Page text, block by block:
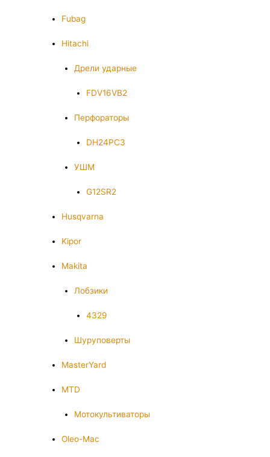
Fubag
Hitachi
Дрели ударные
FDV16VB2
Перфораторы
DH24PC3
УШМ
G12SR2
Husqvarna
Kipor
Makita
Лобзики
4329
Шуруповерты
MasterYard
MTD
Мотокультиваторы
Oleo-Mac